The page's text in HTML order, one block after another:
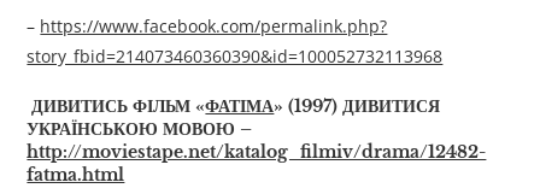
– https://www.facebook.com/permalink.php?
story_fbid=214073460360390&id=100052732113968
ДИВИТИСЬ ФІЛЬМ«ФАТІМА»(1997)ДИВИТИСЯ
УКРАЇНСЬКОЮ МОВОЮ –
http://moviestape.net/katalog_filmiv/drama/12482-
fatma.html